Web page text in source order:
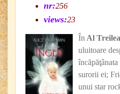
nr:256
views:23
În Al
uluitoare
surorii ei;
unui star